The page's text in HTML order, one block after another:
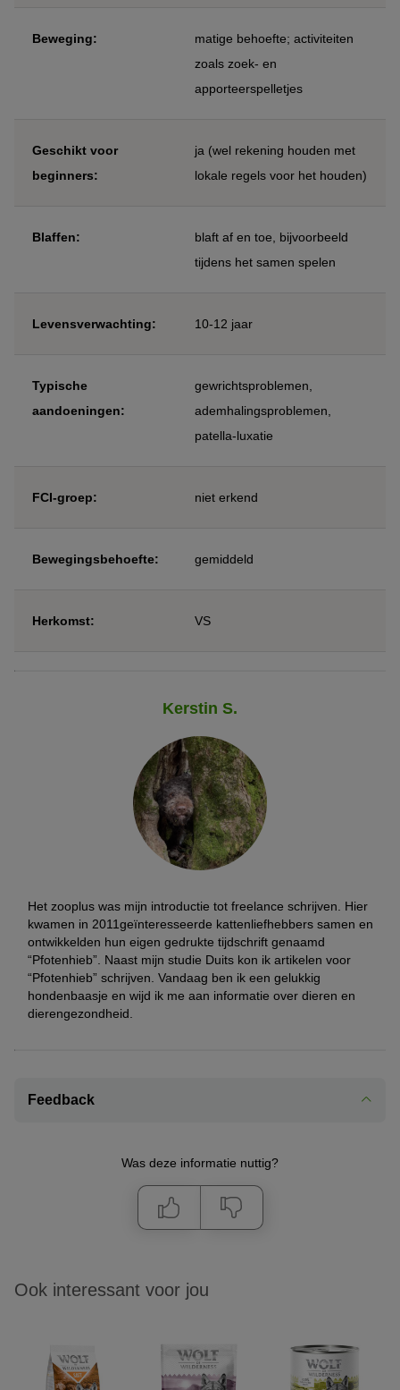
Beweging:
matige behoefte; activiteiten
zoals zoek- en
apporteerspelletjes
Geschikt voor
beginners:
ja (wel rekening houden met
lokale regels voor het houden)
Blaffen:
blaft af en toe, bijvoorbeeld
tijdens het samen spelen
Levensverwachting: 10-12 jaar
Typische
aandoeningen:
gewrichtsproblemen,
ademhalingsproblemen,
patella-luxatie
FCI-groep: niet erkend
Bewegingsbehoefte: gemiddeld
Herkomst: VS
Kerstin S.
Het zooplus was mijn introductie tot freelance schrijven. Hier
kwamen in 2011geïnteresseerde kattenliefhebbers samen en
ontwikkelden hun eigen gedrukte tijdschrift genaamd
“Pfotenhieb”. Naast mijn studie Duits kon ik artikelen voor
“Pfotenhieb” schrijven. Vandaag ben ik een gelukkig
hondenbaasje en wijd ik me aan informatie over dieren en
dierengezondheid.
Feedback
Was deze informatie nuttig?
Ook interessant voor jou